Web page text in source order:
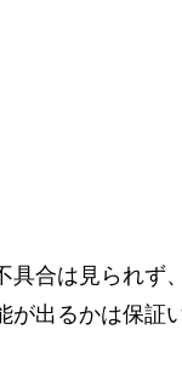
具合は見られず
出るかは保証